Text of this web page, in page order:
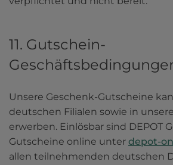
11. Gutschein-
Unsere Geschenk-Gutscheine
deutschen Filialen sowie in
erwerben. Einlösbar sind DEPOT
Gutscheine online unter depot-
allen teilnehmenden deutschen